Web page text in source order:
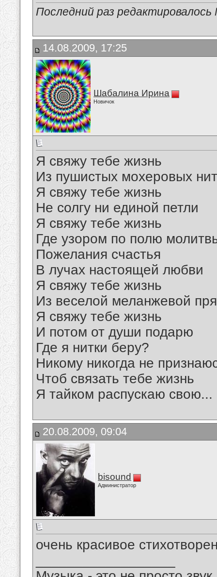
Последний раз редактировалось
14.08.2009, 17:25
Шабалина Ирина
Новичок
Я свяжу тебе жизнь
Из пушистых мохеровых
Я свяжу тебе жизнь
Не солгу ни единой петли
Я свяжу тебе жизнь
Где узором по полю
Пожелания счастья
В лучах настоящей любви
Я свяжу тебе жизнь
Из веселой меланжевой
Я свяжу тебе жизнь
И потом от души подарю
Где я нитки беру?
Никому никогда не
Чтоб связать тебе жизнь
Я тайком распускаю свою...
20.08.2009, 09:04
bisound
Администратор
очень красивое